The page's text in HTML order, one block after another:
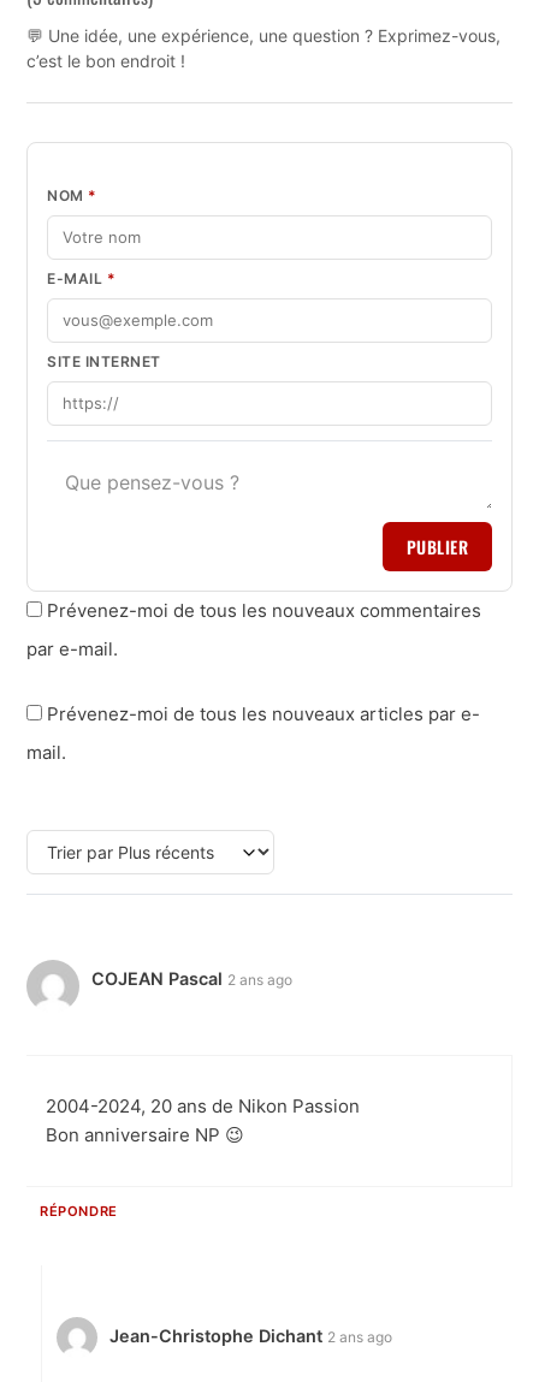
💬 Une idée, une expérience, une question ? Exprimez-vous,
c’est le bon endroit !
NOM *
E-MAIL *
SITE INTERNET
PUBLIER
Prévenez-moi de tous les nouveaux commentaires
par e-mail.
Prévenez-moi de tous les nouveaux articles par e-
mail.
COJEAN Pascal 2 ans ago
2004-2024, 20 ans de Nikon Passion
Bon anniversaire NP 😉
RÉPONDRE
Jean-Christophe Dichant 2 ans ago